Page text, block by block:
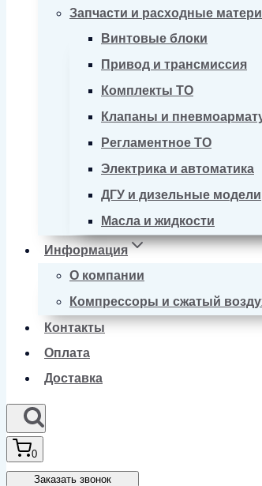
Запчасти и расходные
Винтовые блоки
Привод и трансмиссия
Комплекты ТО
Клапаны и
Регламентное ТО
Электрика и автоматика
ДГУ и дизельные модели
Масла и жидкости
Информация
О компании
Компрессоры и сжатый
Контакты
Оплата
Доставка
0
Заказать звонок